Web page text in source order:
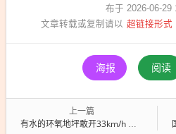
布于 2026-06-29
文章转载或复制请以 超链接形式
海报 阅读
上一篇
有水的环氧地坪敢开33km/h 车主控诉理想新车“刹车失灵”